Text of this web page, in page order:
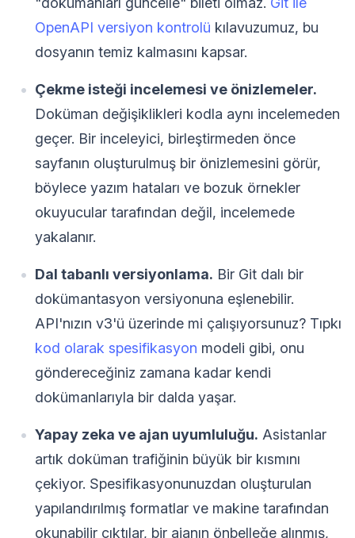
OpenAPI versiyon kontrolü kılavuzumuz, bu
dosyanın temiz kalmasını kapsar.
Çekme isteği incelemesi ve önizlemeler.
Doküman değişiklikleri kodla aynı incelemeden
geçer. Bir inceleyici, birleştirmeden önce
sayfanın oluşturulmuş bir önizlemesini görür,
böylece yazım hataları ve bozuk örnekler
okuyucular tarafından değil, incelemede
yakalanır.
Dal tabanlı versiyonlama. Bir Git dalı bir
dokümantasyon versiyonuna eşlenebilir.
API'nızın v3'ü üzerinde mi çalışıyorsunuz? Tıpkı
kod olarak spesifikasyon modeli gibi, onu
göndereceğiniz zamana kadar kendi
dokümanlarıyla bir dalda yaşar.
Yapay zeka ve ajan uyumluluğu. Asistanlar
artık doküman trafiğinin büyük bir kısmını
çekiyor. Spesifikasyonunuzdan oluşturulan
yapılandırılmış formatlar ve makine tarafından
okunabilir çıktılar, bir ajanın önbelleğe alınmış,